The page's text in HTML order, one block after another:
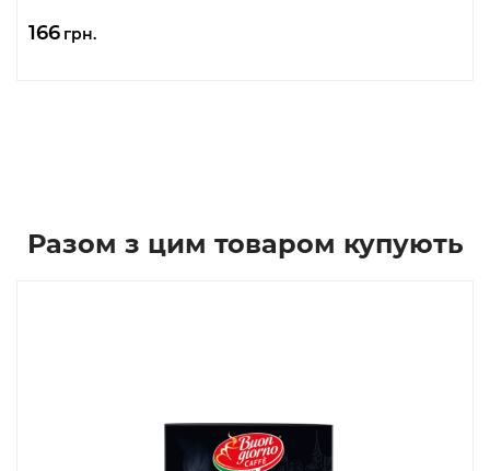
166 грн.
Разом з цим товаром купують